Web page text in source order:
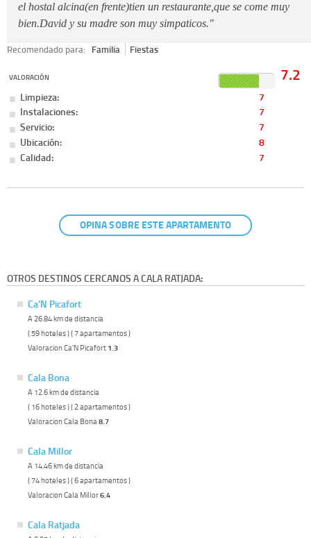
el hostal alcina(en frente)tien un restaurante,que se come muy
bien.David y su madre son muy simpaticos."
Recomendado para: Familia Fiestas
VALORACIÓN 7.2
Limpieza:
7
Instalaciones:
7
Servicio:
7
Ubicación:
8
Calidad:
7
OPINA SOBRE ESTE APARTAMENTO
OTROS DESTINOS CERCANOS A CALA RATJADA:
Ca'N Picafort
A 26.84 km de distancia
( 59 hoteles ) ( 7 apartamentos )
Valoracion Ca'N Picafort 1.3
Cala Bona
A 12.6 km de distancia
( 16 hoteles ) ( 2 apartamentos )
Valoracion Cala Bona 8.7
Cala Millor
A 14.46 km de distancia
( 74 hoteles ) ( 6 apartamentos )
Valoracion Cala Millor6.4
Cala Ratjada